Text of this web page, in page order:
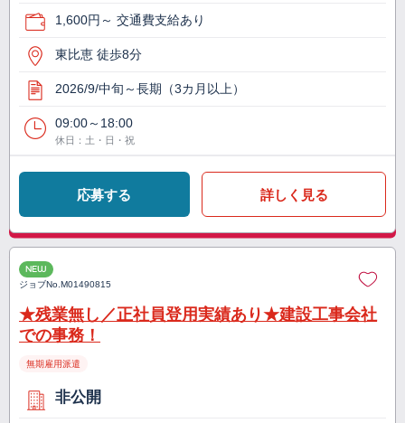
1,600円～ 交通費支給あり
東比恵 徒歩8分
2026/9/中旬～長期（3カ月以上）
09:00～18:00
休日：土・日・祝
応募する 詳しく見る
NEW
ジョブNo.M01490815
★残業無し／正社員登用実績あり★建設工事会社
での事務！
無期雇用派遣
非公開